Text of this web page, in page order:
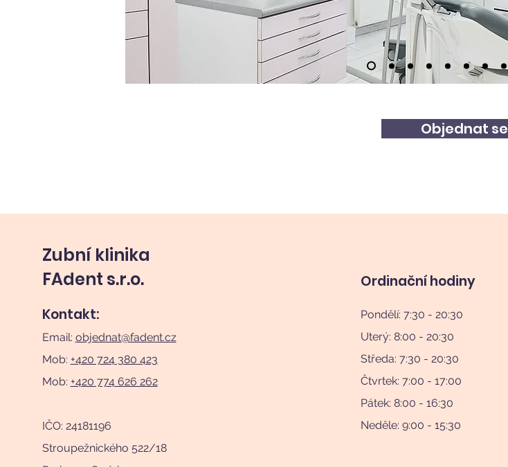
Objednat se
Zubní klinika
FAdent s.r.o.
Kontakt:
Email: objednat@fadent.cz
Mob: +420 724 380 423
Mob: +420 774 626 262
IČO: 24181196
Stroupežnického 522/18
Ordinační hodiny
Pondělí: 7:30 - 20:30
Uterý: 8:00 - 20:30
Středa: 7:30 - 20:30
Čtvrtek: 7:00 - 17:00
Pátek: 8:00 - 16:30
Neděle: 9:00 - 15:30